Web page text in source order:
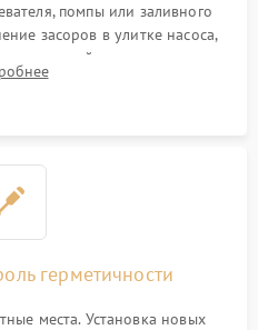
помпы или заливного
засоров в улитке насоса,
ремонт платы
поврежденной проводки.
герметичности
места. Установка новых